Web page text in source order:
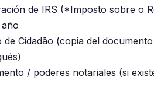
de IRS (*Imposto sobre o
de Cidadão (copia del
/ poderes notariales (si